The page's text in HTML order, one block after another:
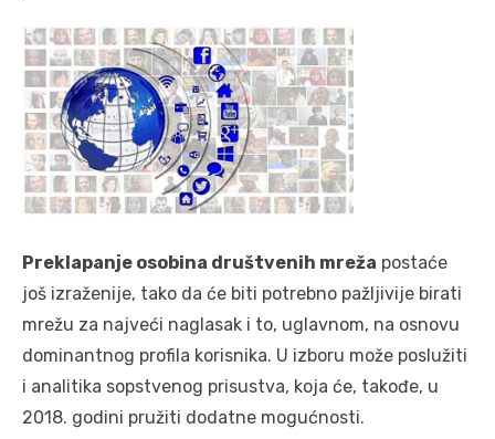
Preklapanje osobina društvenih mreža postaće
još izraženije, tako da će biti potrebno pažljivije birati
mrežu za najveći naglasak i to, uglavnom, na osnovu
dominantnog profila korisnika. U izboru može poslužiti
i analitika sopstvenog prisustva, koja će, takođe, u
2018. godini pružiti dodatne mogućnosti.